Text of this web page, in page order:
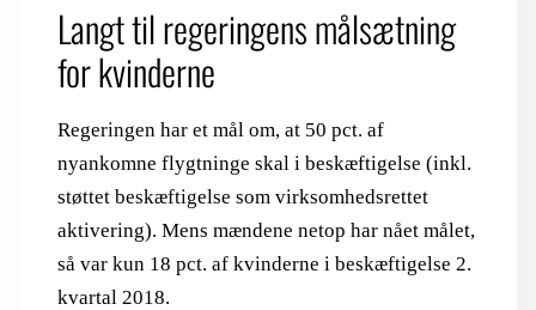
Langt til regeringens målsætning
for kvinderne
Regeringen har et mål om, at 50 pct. af
nyankomne flygtninge skal i beskæftigelse (inkl.
støttet beskæftigelse som virksomhedsrettet
aktivering). Mens mændene netop har nået målet,
så var kun 18 pct. af kvinderne i beskæftigelse 2.
kvartal 2018.